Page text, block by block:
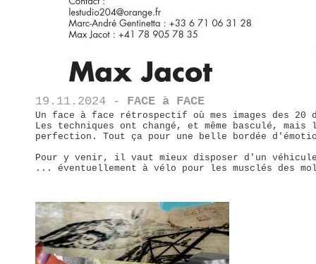
19.11.2024 - FACE à FACE
Un face à face rétrospectif où mes images des
Les techniques ont changé, et même basculé,
perfection. Tout ça pour une belle bordée
Pour y venir, il vaut mieux disposer d'un
... éventuellement à vélo pour les musclés des